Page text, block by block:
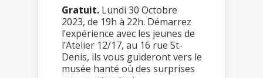
Gratuit. Lundi 30 Octobre
2023, de 19h à 22h. Démarrez
l’expérience avec les jeunes de
l’Atelier 12/17, au 16 rue St-
Denis, ils vous guideront vers le
musée hanté où des surprises